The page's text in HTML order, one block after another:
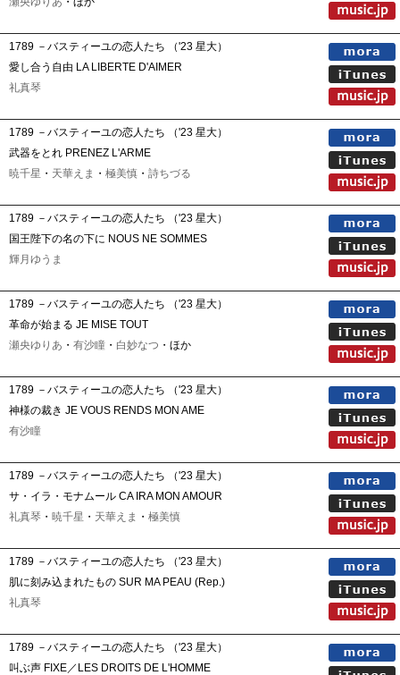
1789 －バスティーユの恋人たち （'23 星大）
愛し合う自由 LA LIBERTE D'AIMER
礼真琴
1789 －バスティーユの恋人たち （'23 星大）
武器をとれ PRENEZ L'ARME
暁千星 ・ 天華えま ・ 極美慎 ・ 詩ちづる
1789 －バスティーユの恋人たち （'23 星大）
国王陛下の名の下に NOUS NE SOMMES
輝月ゆうま
1789 －バスティーユの恋人たち （'23 星大）
革命が始まる JE MISE TOUT
瀬央ゆりあ ・ 有沙瞳 ・ 白妙なつ ・ほか
1789 －バスティーユの恋人たち （'23 星大）
神様の裁き JE VOUS RENDS MON AME
有沙瞳
1789 －バスティーユの恋人たち （'23 星大）
サ・イラ・モナムール CA IRA MON AMOUR
礼真琴 ・ 暁千星 ・ 天華えま ・ 極美慎
1789 －バスティーユの恋人たち （'23 星大）
肌に刻み込まれたもの SUR MA PEAU (Rep.)
礼真琴
1789 －バスティーユの恋人たち （'23 星大）
叫ぶ声 FIXE／LES DROITS DE L'HOMME